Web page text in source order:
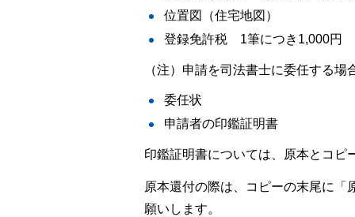
位置図（住宅地図）
登録免許税
1筆につき1,000円
（注）申請を司法書士に委任する場
委任状
申請者の印鑑証明書
印鑑証明書については、原本とコピ
原本還付の際は、コピーの末尾に
願いします。